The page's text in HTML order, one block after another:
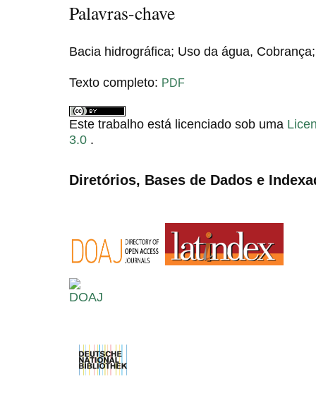
Palavras-chave
Bacia hidrográfica; Uso da água,
Texto completo: PDF
Este trabalho está licenciado sob uma
3.0 .
Diretórios, Bases de Dados e